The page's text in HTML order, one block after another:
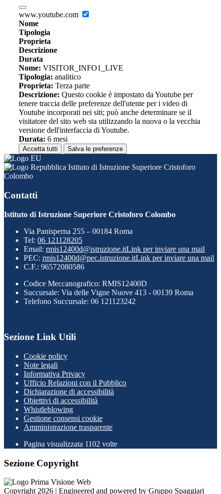
www.youtube.com
Nome
Tipologia
Proprieta
Descrizione
Durata
Nome: VISITOR_INFO1_LIVE
Tipologia: analitico
Proprieta: Terza parte
Descrizione: Questo cookie è impostato da Youtube per
tenere traccia delle preferenze dell'utente per i video di
Youtube incorporati nei siti; può anche determinare se il
visitatore del sito web sta utilizzando la nuova o la vecchia
versione dell'interfaccia di Youtube.
Durata: 6 mesi
Accetta tutti Salva le preferenze
Istituto di Istruzione Superiore Cristoforo
Colombo
Contatti
Istituto di Istruzione Superiore Cristoforo Colombo
Via Panisperna 255 – 00184 Roma
Tel: 06 121128205
Email: rmis12400d@istruzione.itLink per inviare una mail
PEC: rmis12400d@pec.istruzione.itLink per inviare una mail
C.F.: 96572080586
Codice Meccanografico: RMIS12400D
Succursale: Via delle Vigne Nuove 413 - 00139 Roma
Telefono Succursale: 06 121123242
Sezione Link Utili
Cookie policy
Note legali
Informativa Privacy
Ufficio Relazioni con il Pubblico
Dichiarazione di accessibilità
Obiettivi di accessibilità
Whistleblowing
Gestione consensi cookie
Amministrazione trasparente
Pagina visualizzata 1102 volte
Sezione Copyright
Copyright 2026 | Engineered and powered by Gruppo Spaggiari